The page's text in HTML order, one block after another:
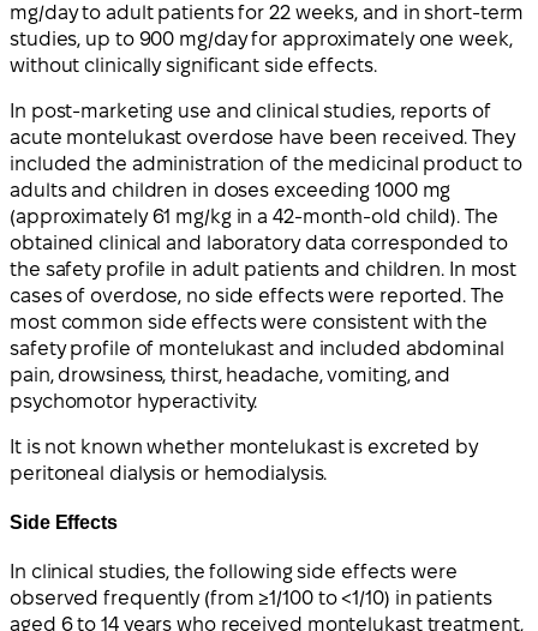
mg/day to adult patients for 22 weeks, and in short-term
studies, up to 900 mg/day for approximately one week,
without clinically significant side effects.
In post-marketing use and clinical studies, reports of
acute montelukast overdose have been received. They
included the administration of the medicinal product to
adults and children in doses exceeding 1000 mg
(approximately 61 mg/kg in a 42-month-old child). The
obtained clinical and laboratory data corresponded to
the safety profile in adult patients and children. In most
cases of overdose, no side effects were reported. The
most common side effects were consistent with the
safety profile of montelukast and included abdominal
pain, drowsiness, thirst, headache, vomiting, and
psychomotor hyperactivity.
It is not known whether montelukast is excreted by
peritoneal dialysis or hemodialysis.
Side Effects
In clinical studies, the following side effects were
observed frequently (from ≥1/100 to <1/10) in patients
aged 6 to 14 years who received montelukast treatment,